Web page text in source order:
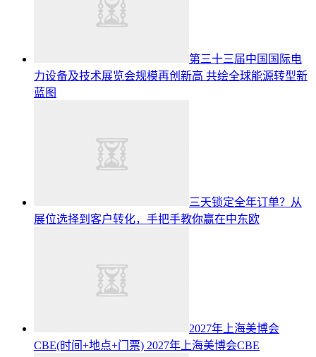
第三十三届中国国际电
力设备及技术展览会规模再创新高 共绘全球能源转型新
蓝图
三天锁定全年订单？从
展位选择到客户转化，手把手教你赢在中东欧
2027年上海美博会
CBE(时间+地点+门票) 2027年上海美博会CBE